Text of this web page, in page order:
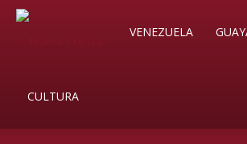
SoyVENEZUELA
CULTURA